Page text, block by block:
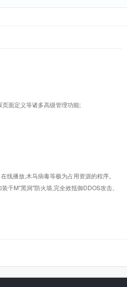
面定义等诸多高级管理功能;
播放,木马病毒等极为占用资源的程序。
千M"黑洞"防火墙,完全效抵御DDOS攻击。